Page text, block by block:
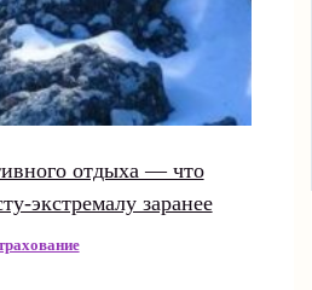
отдыха — что
экстремалу заранее